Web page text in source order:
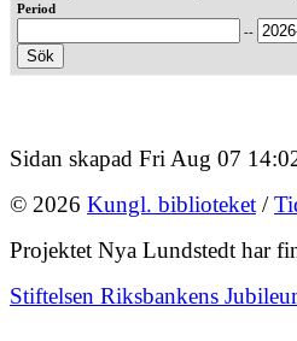
Period
--
Sidan skapad Fri Aug 07
© 2026 Kungl. biblioteket /
Projektet Nya Lundstedt har
Stiftelsen Riksbankens